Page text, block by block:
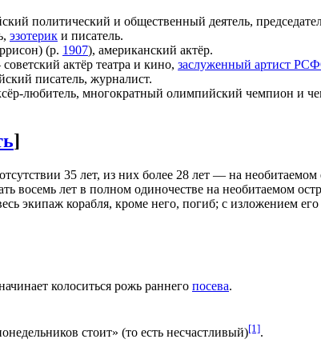
политический и общественный деятель,
эзотерик и писатель.
(р. 1907), американский актёр.
актёр театра и кино, заслуженный артист
писатель, журналист.
любитель, многократный олимпийский чемпион и
]
35 лет, из них более 28 лет — на необитаемом
восемь лет в полном одиночестве на необитаемом
экипаж корабля, кроме него, погиб; с изложением
колоситься рожь раннего посева.
стоит» (то есть несчастливый)[1].